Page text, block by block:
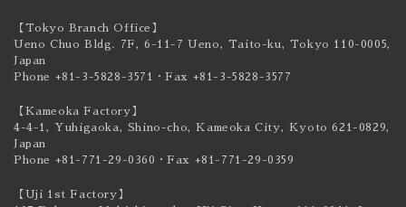
【Tokyo Branch Office】
Ueno Chuo Bldg. 7F, 6-11-7 Ueno, Taito-ku, Tokyo 110-0005,
Japan
Phone +81-3-5828-3571
・Fax +81-3-5828-3577
【Kameoka Factory】
4-4-1, Yuhigaoka, Shino-cho, Kameoka City, Kyoto 621-0829,
Japan
Phone +81-771-29-0360 ・Fax +81-771-29-0359
【Uji 1st Factory】